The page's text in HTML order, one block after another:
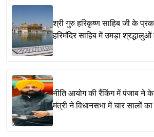
श्री गुरु हरिकृष्ण साहिब जी के
हरिमंदिर साहिब में उमड़ा
नीति आयोग की रैंकिंग में पंजाब ने
मंत्री ने विधानसभा में चार सालों का